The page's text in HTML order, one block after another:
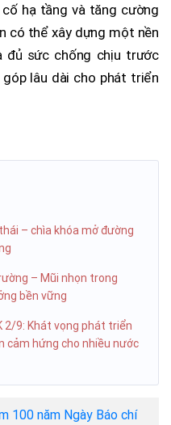
cố hạ tầng và tăng cường
có thể xây dựng một nền
đủ sức chống chịu trước
lâu dài cho phát triển
– chìa khóa mở đường
– Mũi nhọn trong
bền vững
2/9: Khát vọng phát triển
cảm hứng cho nhiều nước
100 năm Ngày Báo chí